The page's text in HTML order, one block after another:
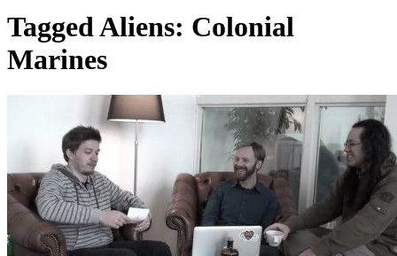
TaggedAliens: Colonial
Marines